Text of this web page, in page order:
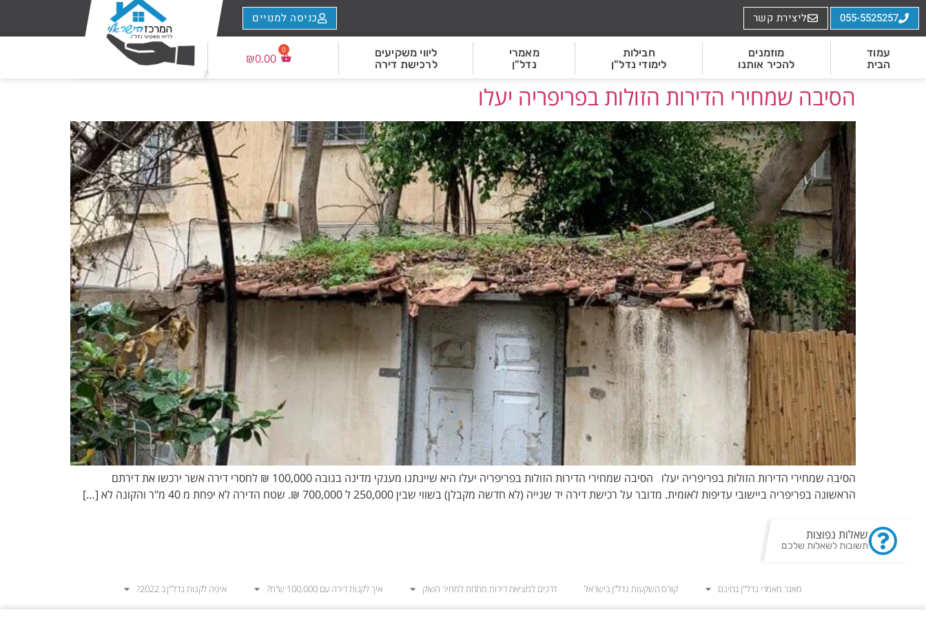
055-5525257 ליצירת קשר כניסה למנויים
עמוד
הבית
מוזמנים
להכיר אותנו
חבילות
לימודי נדל"ן
מאמרי
נדל"ן
ליווי משקיעים
לרכישת דירה
₪0.00
הסיבה שמחירי הדירות הזולות בפריפריה יעלו
הסיבה שמחירי הדירות הזולות בפריפריה יעלו הסיבה שמחירי הדירות הזולות בפריפריה יעלו היא שיינתנו מענקי מדינה בגובה 100,000 ₪ לחסרי דירה אשר ירכשו את דירתם
הראשונה בפריפריה ביישובי עדיפות לאומית. מדובר על רכישת דירה יד שנייה (לא חדשה מקבלן) בשווי שבין 250,000 ל 700,000 ₪. שטח הדירה לא יפחת מ 40 מ"ר והקונה לא […]
שאלות נפוצות
תשובות לשאלות שלכם
מאגר מאמרי נדל"ן בחינם קורס השקעות נדל"ן בישראל דרכים למציאת דירות מתחת למחיר השוק איך לקנות דירה עם 100,000 ש"ח? איפה לקנות נדל"ן ב 2022?